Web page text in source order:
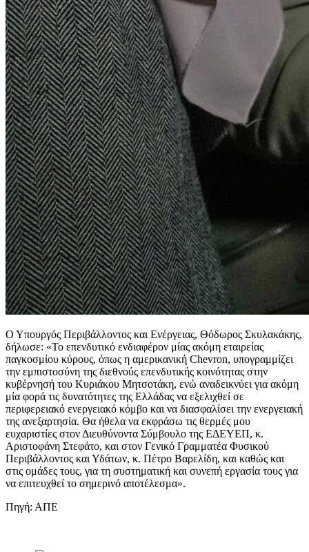
Ο Υπουργός Περιβάλλοντος και Ενέργειας, Θόδωρος Σκυλακάκης,
δήλωσε: «Το επενδυτικό ενδιαφέρον μίας ακόμη εταιρείας
παγκοσμίου κύρους, όπως η αμερικανική Chevron, υπογραμμίζει
την εμπιστοσύνη της διεθνούς επενδυτικής κοινότητας στην
κυβέρνησή του Κυριάκου Μητσοτάκη, ενώ αναδεικνύει για ακόμη
μία φορά τις δυνατότητες της Ελλάδας να εξελιχθεί σε
περιφερειακό ενεργειακό κόμβο και να διασφαλίσει την ενεργειακή
της ανεξαρτησία. Θα ήθελα να εκφράσω τις θερμές μου
ευχαριστίες στον Διευθύνοντα Σύμβουλο της ΕΔΕΥΕΠ, κ.
Αριστοφάνη Στεφάτο, και στον Γενικό Γραμματέα Φυσικού
Περιβάλλοντος και Υδάτων, κ. Πέτρο Βαρελίδη, και καθώς και
στις ομάδες τους, για τη συστηματική και συνεπή εργασία τους για
να επιτευχθεί το σημερινό αποτέλεσμα».
Πηγή: ΑΠΕ